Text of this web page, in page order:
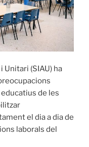
Unitari (SIAU) ha
de les
el dia a dia de
laborals del